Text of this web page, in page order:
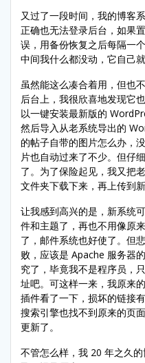
又过了一段时间，我的博客
正确也无法登录后台，如果
误，用备份恢复之后每隔一
中间我什么都没动，它自己就
虽然能这么凑合着用，但也
后台上，我很欣喜地发现它
以一键安装最新版的
然后导入从老系统导出的
的帖子自带的图片怎么办，
片也自动过来了不少。但仔
了。为了保险起见，我又把
文件夹下载下来，再上传到新
让我感到高兴的是，新系统
件和主题了，再也不用像原
了，邮件系统也好使了。但
败，应该是 Apache 服务器
究了，毕竟我不是程序员，
址吧。可这样一来，我原来
插件看了一下，损坏的链接
搜索引擎也找不到原来的页
更新了。
不管怎么样，我 20 年之久